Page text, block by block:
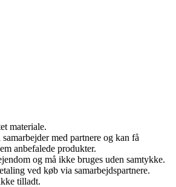
materiale.
med partnere og kan få
anbefalede produkter.
og må ikke bruges uden samtykke.
ved køb via samarbejdspartnere.
tilladt.